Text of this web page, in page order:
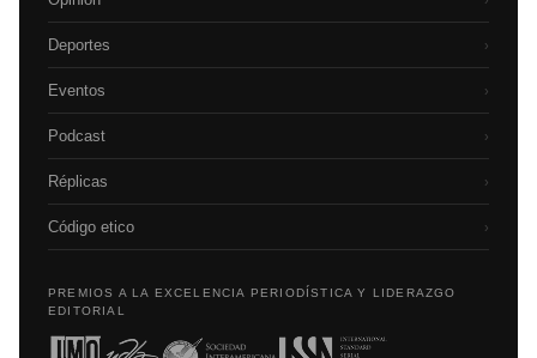
Deportes ›
Eventos ›
Podcast ›
Réplicas ›
Código etico ›
PREMIOS A LA EXCELENCIA PERIODÍSTICA Y LIDERAZGO
EDITORIAL